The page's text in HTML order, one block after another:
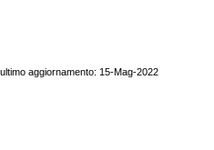
ultimo aggiornamento: 15-Mag-2022